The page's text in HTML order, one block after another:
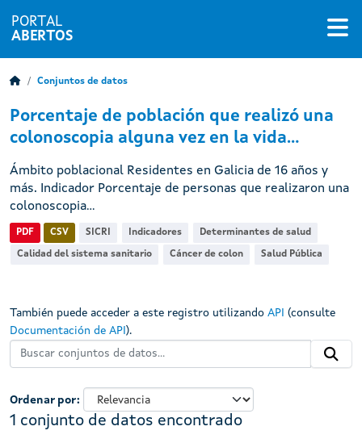
PORTAL
ABERTOS
Conjuntos de datos
Ordenar por
1 conjunto de datos encontrado
Porcentaje de población que realizó una
colonoscopia alguna vez en la vida...
Ámbito poblacional Residentes en Galicia de 16 años y
más. Indicador Porcentaje de personas que realizaron una
colonoscopia...
PDF CSV SICRI Indicadores Determinantes de salud
Calidad del sistema sanitario Cáncer de colon Salud Pública
También puede acceder a este registro utilizando API (consulte
Documentación de API ).